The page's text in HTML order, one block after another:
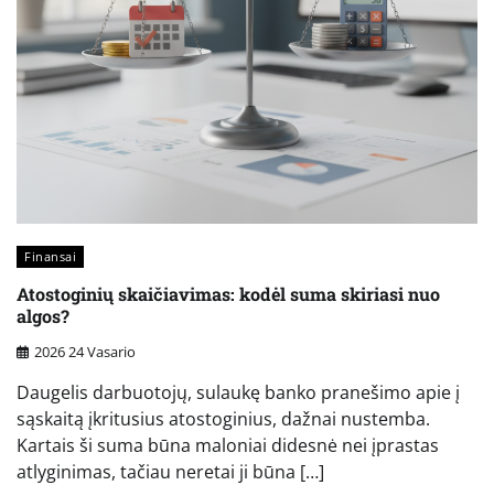
Finansai
Atostoginių skaičiavimas: kodėl suma skiriasi nuo
algos?
2026 24 Vasario
Daugelis darbuotojų, sulaukę banko pranešimo apie į
sąskaitą įkritusius atostoginius, dažnai nustemba.
Kartais ši suma būna maloniai didesnė nei įprastas
atlyginimas, tačiau neretai ji būna […]